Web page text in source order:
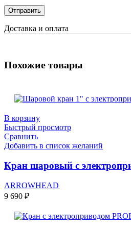
Доставка и оплата
Похожие товары
В корзину
Быстрый просмотр
Сравнить
Добавить в список желаний
Кран шаровый с
ARROWHEAD
9 690 ₽